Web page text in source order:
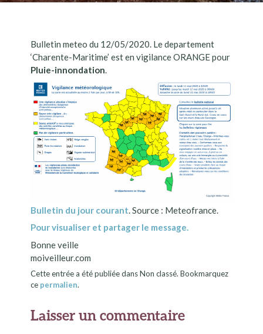
Bulletin meteo du 12/05/2020. Le departement
‘Charente-Maritime’ est en vigilance ORANGE pour
Pluie-innondation.
Bulletin du jour courant . Source : Meteofrance.
Pour visualiser et partager le message.
Bonne veille
moiveilleur.com
Cette entrée a été publiée dans Non classé. Bookmarquez
ce permalien.
Laisser un commentaire